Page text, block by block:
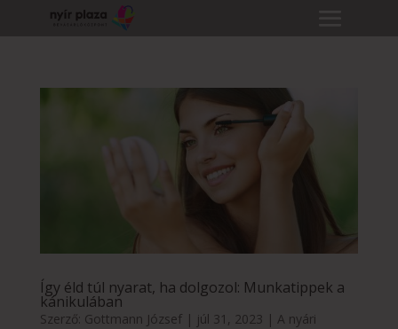
Így éld túl nyarat, ha dolgozol: Munkatippek a
kánikulában
Szerző: Gottmann József| júl 31, 2023 | A nyári